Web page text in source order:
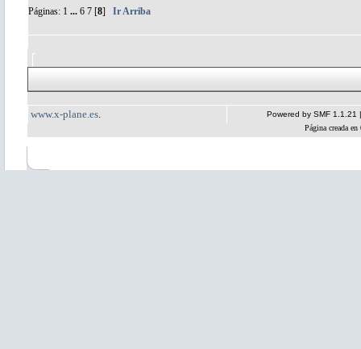
Páginas: 1 ... 6 7 [8] Ir Arriba
www.x-plane.es Powered by SMF 1.1.21
Página creada